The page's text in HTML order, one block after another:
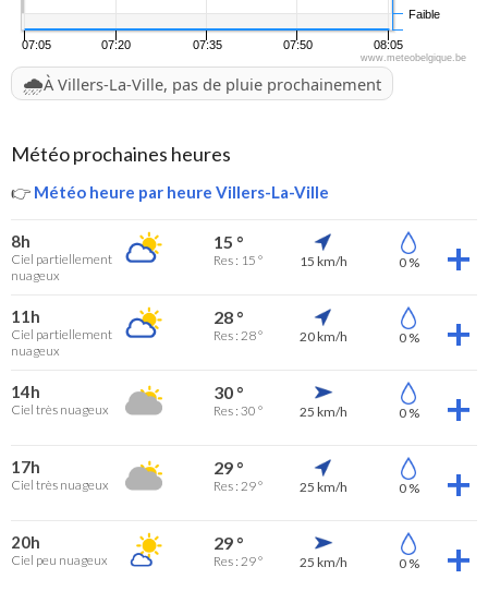
07:05 07:20 07:35 07:50 08:05
Faible
www.meteobelgique.be
🌧️À Villers-La-Ville, pas de pluie prochainement
Météo prochaines heures
👉 Météo heure par heure Villers-La-Ville
8h
Ciel partiellement
nuageux
15 °
Res : 15 ° 15 km/h 0 %
11h
Ciel partiellement
nuageux
28 °
Res : 28 ° 20 km/h 0 %
14h
Ciel très nuageux
30 °
Res : 30 ° 25 km/h 0 %
17h
Ciel très nuageux
29 °
Res : 29 ° 25 km/h 0 %
20h
Ciel peu nuageux
29 °
Res : 29 ° 25 km/h 0 %